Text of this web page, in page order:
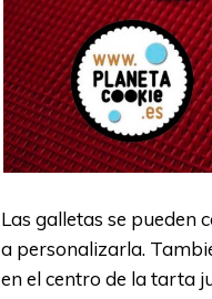
Las galletas se pueden
a personalizarla.
en el centro de la tarta